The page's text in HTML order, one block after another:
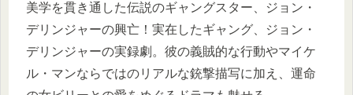
美学を貫き通した伝説のギャングスター、ジョン・
デリンジャーの興亡！実在したギャング、ジョン・
デリンジャーの実録劇。彼の義賊的な行動やマイケ
ル・マンならではのリアルな銃撃描写に加え、運命